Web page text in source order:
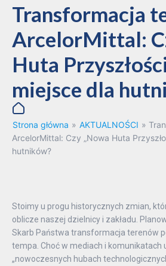
Transformacja
ArcelorMittal:
Huta
miejsce dla
Strona główna » AKTUALNOŚCI »
ArcelorMittal: Czy „Nowa Huta
hutników?
Stoimy u progu historycznych zmian,
oblicze naszej dzielnicy i zakładu.
Skarb Państwa transformacja terenów
tempa. Choć w mediach i komunikatach
„nowoczesnych hubach